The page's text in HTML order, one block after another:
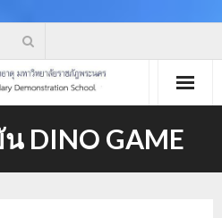
DINO GAME